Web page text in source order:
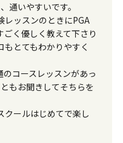
通いやすいです。
レッスンのときにPGA
く優しく教えて下さり
とてもわかりやすく
コースレッスンがあっ
もお聞きしてそちらを
クールはじめてで楽し